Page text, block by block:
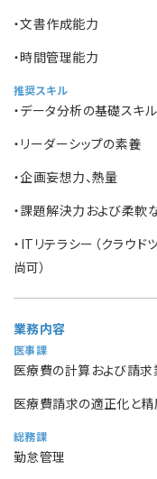
・文書作成能力
・時間管理能力
推奨スキル
・データ分析の基礎スキ
・リーダーシップの素養
・企画妄想力、熱量
・課題解決力および柔軟
・ITリテラシー（クラウ
尚可）
業務内容
医事課
医療費の計算および請求
医療費請求の適正化と
総務課
勤怠管理